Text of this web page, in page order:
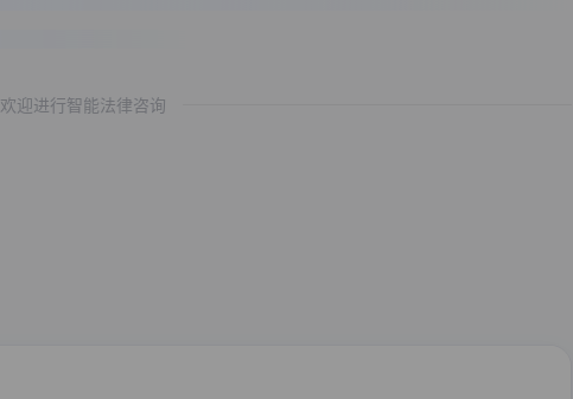
欢迎进行智能法律咨询